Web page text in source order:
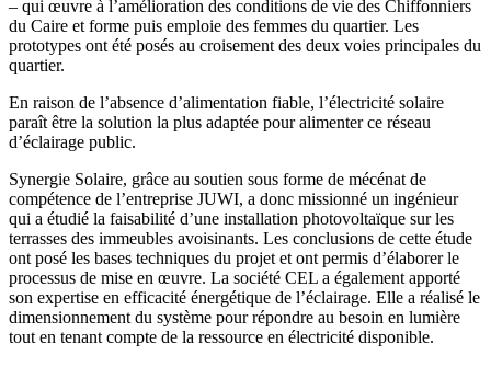
– qui œuvre à l’amélioration des conditions de vie des Chiffonniers
du Caire et forme puis emploie des femmes du quartier. Les
prototypes ont été posés au croisement des deux voies principales du
quartier.
En raison de l’absence d’alimentation fiable, l’électricité solaire
paraît être la solution la plus adaptée pour alimenter ce réseau
d’éclairage public.
Synergie Solaire, grâce au soutien sous forme de mécénat de
compétence de l’entreprise JUWI, a donc missionné un ingénieur
qui a étudié la faisabilité d’une installation photovoltaïque sur les
terrasses des immeubles avoisinants. Les conclusions de cette étude
ont posé les bases techniques du projet et ont permis d’élaborer le
processus de mise en œuvre. La société CEL a également apporté
son expertise en efficacité énergétique de l’éclairage. Elle a réalisé le
dimensionnement du système pour répondre au besoin en lumière
tout en tenant compte de la ressource en électricité disponible.